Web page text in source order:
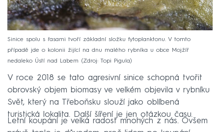
Sinice spolu s řasami tvoří základní složku fytoplanktonu. V tomto
případě jde o kolonii žijící na dnu malého rybníka u obce Mojžíř
nedaleko Ústí nad Labem
Zdroj: Topi Pigula
V roce 2018 se tato agresivní sinice schopná tvořit
obrovský objem biomasy ve velkém objevila v rybníku
Svět, který na Třeboňsku slouží jako oblíbená
turistická lokalita. Další šíření je jen otázkou času.
Letní koupání je velká radost mnohých z nás. Ovšem